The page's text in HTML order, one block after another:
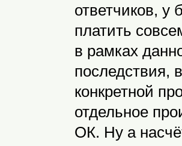
ответчиков, у
платить
в рамках
последствия,
конкретной
отдельное
ОК. Ну а